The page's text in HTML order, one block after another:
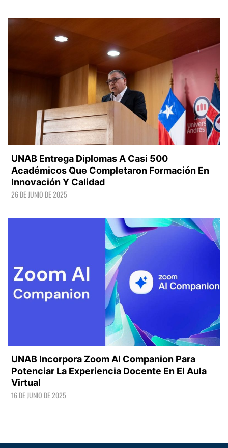
UNAB Entrega Diplomas A Casi 500
Académicos Que Completaron Formación En
Innovación Y Calidad
26 DE JUNIO DE 2025
UNAB Incorpora Zoom AI Companion Para
Potenciar La Experiencia Docente En El Aula
Virtual
16 DE JUNIO DE 2025